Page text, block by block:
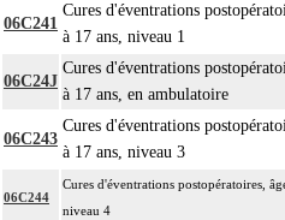
06C241
Cures d'éventrations
à 17 ans, niveau 1
06C24J
Cures d'éventrations
à 17 ans, en ambulatoire
06C243
Cures d'éventrations
à 17 ans, niveau 3
06C244
Cures d'éventrations postopératoires,
niveau 4